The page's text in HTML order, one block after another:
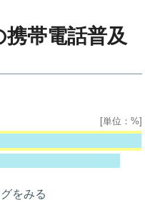
帯電話普及
[単位：%]
をみる